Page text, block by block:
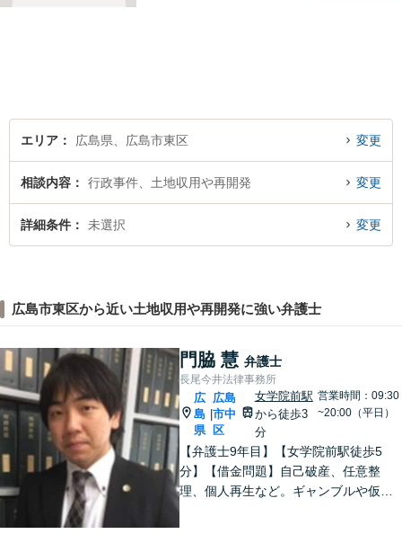
エリア 広島県、広島市東区 変更
相談内容 行政事件、土地収用や再開発 変更
詳細条件 未選択 変更
広島市東区から近い土地収用や再開発に強い弁護士
門脇 慧 弁護士
長尾今井法律事務所
広
島
県
|
広島
市中
区
女学院前駅
から徒歩3
分
営業時間：09:30
~20:00（平日）
【弁護士9年目】【女学院前駅徒歩5
分】【借金問題】自己破産、任意整
理、個人再生など。ギャンブルや仮想